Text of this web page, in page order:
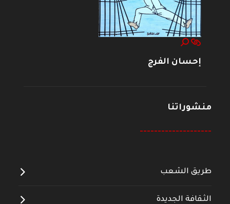
إحسان الفرج
منشوراتنا
--------------------
طريق الشعب
الثقافة الجديدة